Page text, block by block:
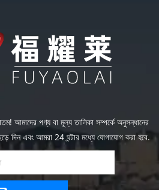
আমাদের পণ্য বা মূল্য তালিকা সম্পর্কে অনুসন্ধানের
দিন এবং আমরা 24 ঘন্টার মধ্যে যোগাযোগ করা হবে.